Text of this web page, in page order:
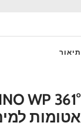
תיאור
אטומות